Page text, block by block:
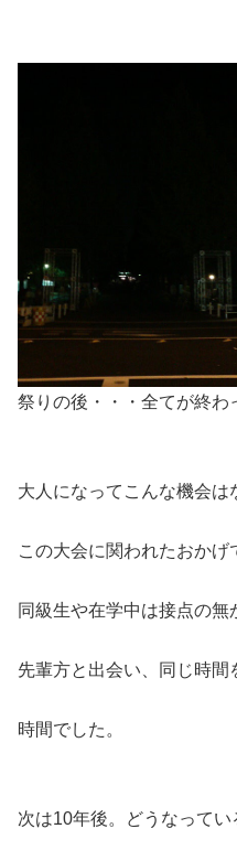
祭りの後・・・全てが終わ
大人になってこんな機会
この大会に関われたおかげ
同級生や在学中は接点の
先輩方と出会い、同じ時間
時間でした。
次は10年後。どうなってい